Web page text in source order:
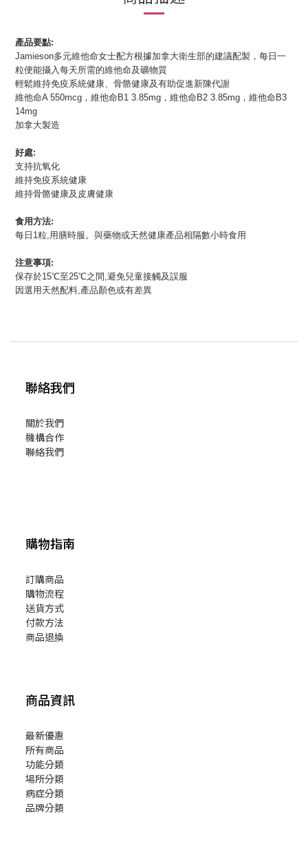
產品要點:
Jamieson多元維他命女士配方根據加拿大衛生部的建議配製，每日一
粒便能攝入每天所需的維他命及礦物質
輕鬆維持免疫系統健康、骨骼健康及有助促進新陳代謝
維他命A 550mcg， 維他命B1 3.85mg， 維他命B2 3.85mg， 維他命B3
14mg
加拿大製造
好處:
支持抗氧化
維持免疫系統健康
維持骨骼健康及皮膚健康
食用方法:
每日1粒,用膳時服。與藥物或天然健康產品相隔數小時食用
注意事項:
保存於15℃至25℃之間,避免兒童接觸及誤服
因選用天然配料,產品顏色或有差異
聯絡我們
關於我們
機構合作
聯絡我們
購物指南
訂購商品
購物流程
送貨方式
付款方法
商品退換
商品資訊
最新優惠
所有商品
功能分類
場所分類
病症分類
品牌分類